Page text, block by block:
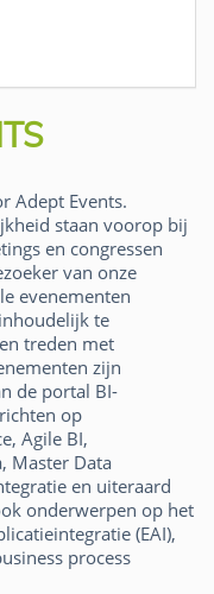
Adept Events.
staan voorop bij
en congressen
van onze
evenementen
te
treden met
zijn
de portal BI-
op
Agile BI,
Master Data
en uiteraard
onderwerpen op het
(EAI),
process